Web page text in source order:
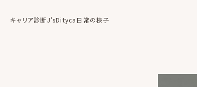
キャリア診断J'sDityca日常の様子